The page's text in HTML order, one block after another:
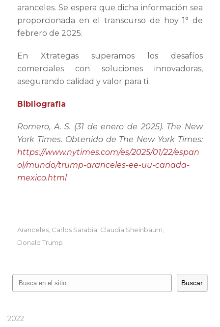
aranceles. Se espera que dicha información sea
proporcionada en el transcurso de hoy 1° de
febrero de 2025.
En Xtrategas superamos los desafíos
comerciales con soluciones innovadoras,
asegurando calidad y valor para ti.
Bibliografía
Romero, A. S. (31 de enero de 2025). The New
York Times. Obtenido de The New York Times:
https://www.nytimes.com/es/2025/01/22/espan
ol/mundo/trump-aranceles-ee-uu-canada-
mexico.html
Aranceles Carlos Sarabia Claudia Sheinbaum
Donald Trump
Buscar Buscar
2022